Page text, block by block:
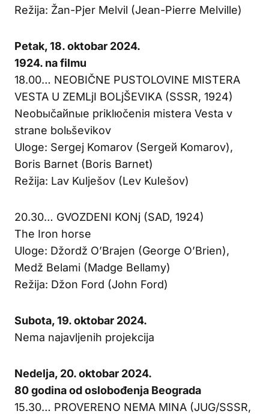
Režija: Žan-Pjer Melvil (Jean-Pierre Melville)
Petak, 18. oktobar 2024.
1924. na filmu
18.00… NEOBIČNE PUSTOLOVINE MISTERA
VESTA U ZEMLjI BOLjŠEVIKA (SSSR, 1924)
Neobыčaйnыe priklюčeniя mistera Vesta v
strane bolьševikov
Uloge: Sergej Komarov (Sergeй Komarov),
Boris Barnet (Boris Barnet)
Režija: Lav Kulješov (Lev Kulešov)
20.30… GVOZDENI KONj (SAD, 1924)
The Iron horse
Uloge: Džordž O’Brajen (George O’Brien),
Medž Belami (Madge Bellamy)
Režija: Džon Ford (John Ford)
Subota, 19. oktobar 2024.
Nema najavljenih projekcija
Nedelja, 20. oktobar 2024.
80 godina od oslobođenja Beograda
15.30… PROVERENO NEMA MINA (JUG/SSSR,